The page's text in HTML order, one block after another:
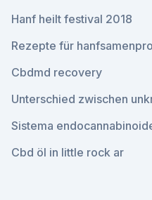
Hanf heilt festival 2018
Rezepte für
Cbdmd recovery
Unterschied zwischen
Sistema
Cbd öl in little rock ar